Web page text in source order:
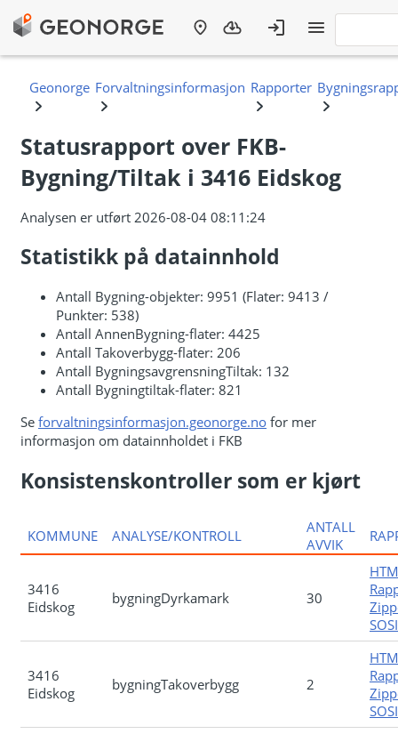
Statusrapport over FKB-
Bygning/Tiltak i 3416 Eidskog
Analysen er utført 2026-08-04 08:11:24
Statistikk på datainnhold
Antall Bygning-objekter: 9951 (Flater: 9413 /
Punkter: 538)
Antall AnnenBygning-flater: 4425
Antall Takoverbygg-flater: 206
Antall BygningsavgrensningTiltak: 132
Antall Bygningtiltak-flater: 821
Se forvaltningsinformasjon.geonorge.no for mer
informasjon om datainnholdet i FKB
Konsistenskontroller som er kjørt
KOMMUNE ANALYSE/KONTROLL
ANTALL
AVVIK
3416
Eidskog
bygningDyrkamark 30
3416
Eidskog
bygningTakoverbygg 2